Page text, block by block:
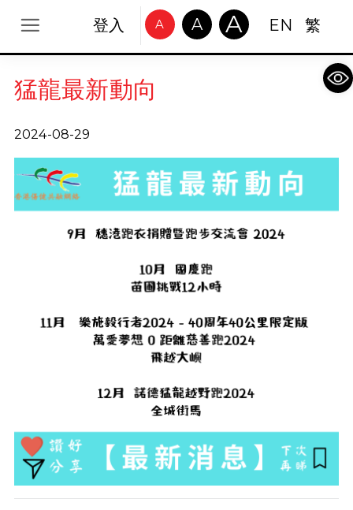
登入 A A A EN 繁
猛龍最新動向
2024-08-29